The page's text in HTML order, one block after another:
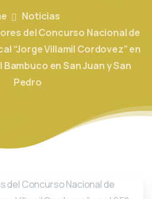
Noticias
del Concurso Nacional de
“Jorge Villamil Cordovez” en
Bambuco en San Juan y San
Pedro